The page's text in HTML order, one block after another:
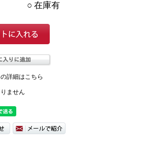
○ 在庫有
詳細はこちら
ません